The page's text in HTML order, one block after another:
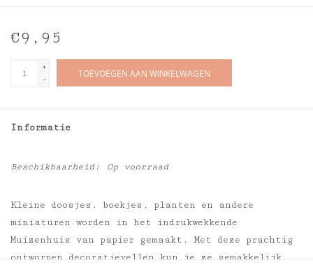
€9,95
+
-
TOEVOEGEN AAN WINKELWAGEN
Informatie
Beschikbaarheid: Op voorraad
Kleine doosjes, boekjes, planten en andere
miniaturen worden in het indrukwekkende
Muizenhuis van papier gemaakt. Met deze prachtig
ontworpen decoratievellen kun je ze gemakkelijk